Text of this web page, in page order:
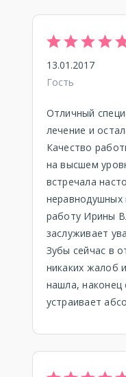
13.01.2017
Гость
Отличный
лечение и
Качество
на высшем
встречала
неравнодушных
работу Ирины
заслуживает
Зубы сейчас в
никаких жалоб
нашла, наконец
устраивает